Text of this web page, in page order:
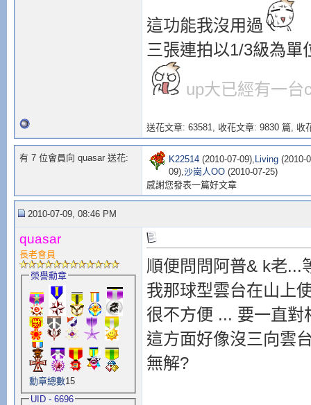
這功能我沒用過
三張連拍以1/3級為單
up大已經有一台
送花文章: 63581, 收花文章: 9830 篇, 收
有 7 位會員向 quasar 送花: K22514(2010-07-09), Living(2010-
09),沙崗人OO(2010-07-25)
感謝您發表一篇好文章
2010-07-09, 08:46 PM
quasar
長老會員
榮譽勳章
勳章總數15
UID - 6696
順便問問阿普& k老...
我那球型雲台在山上
很不方便 ... 要一直對
這方面好像沒三向雲
無解?